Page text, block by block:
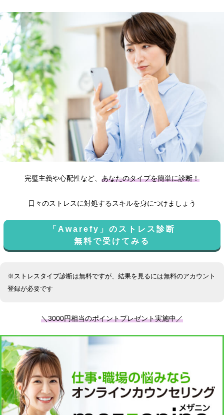
完璧主義や心配性など、 あなたのタイプを簡単に診断！
日々のストレスに対処するスキルを身につけましょう
「Awarefy」のストレス診断
無料で受けてみる
※ストレスタイプ診断は無料ですが、結果を見るには無料のアカウント
登録が必要です
＼3000円相当のポイントプレゼント実施中／